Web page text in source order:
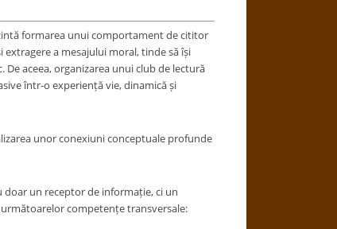
formarea unui comportament de cititor
a mesajului moral, tinde să își
aceea, organizarea unui club de lectură
într-o experiență vie, dinamică și
unor conexiuni conceptuale profunde
un receptor de informație, ci un
competențe transversale: